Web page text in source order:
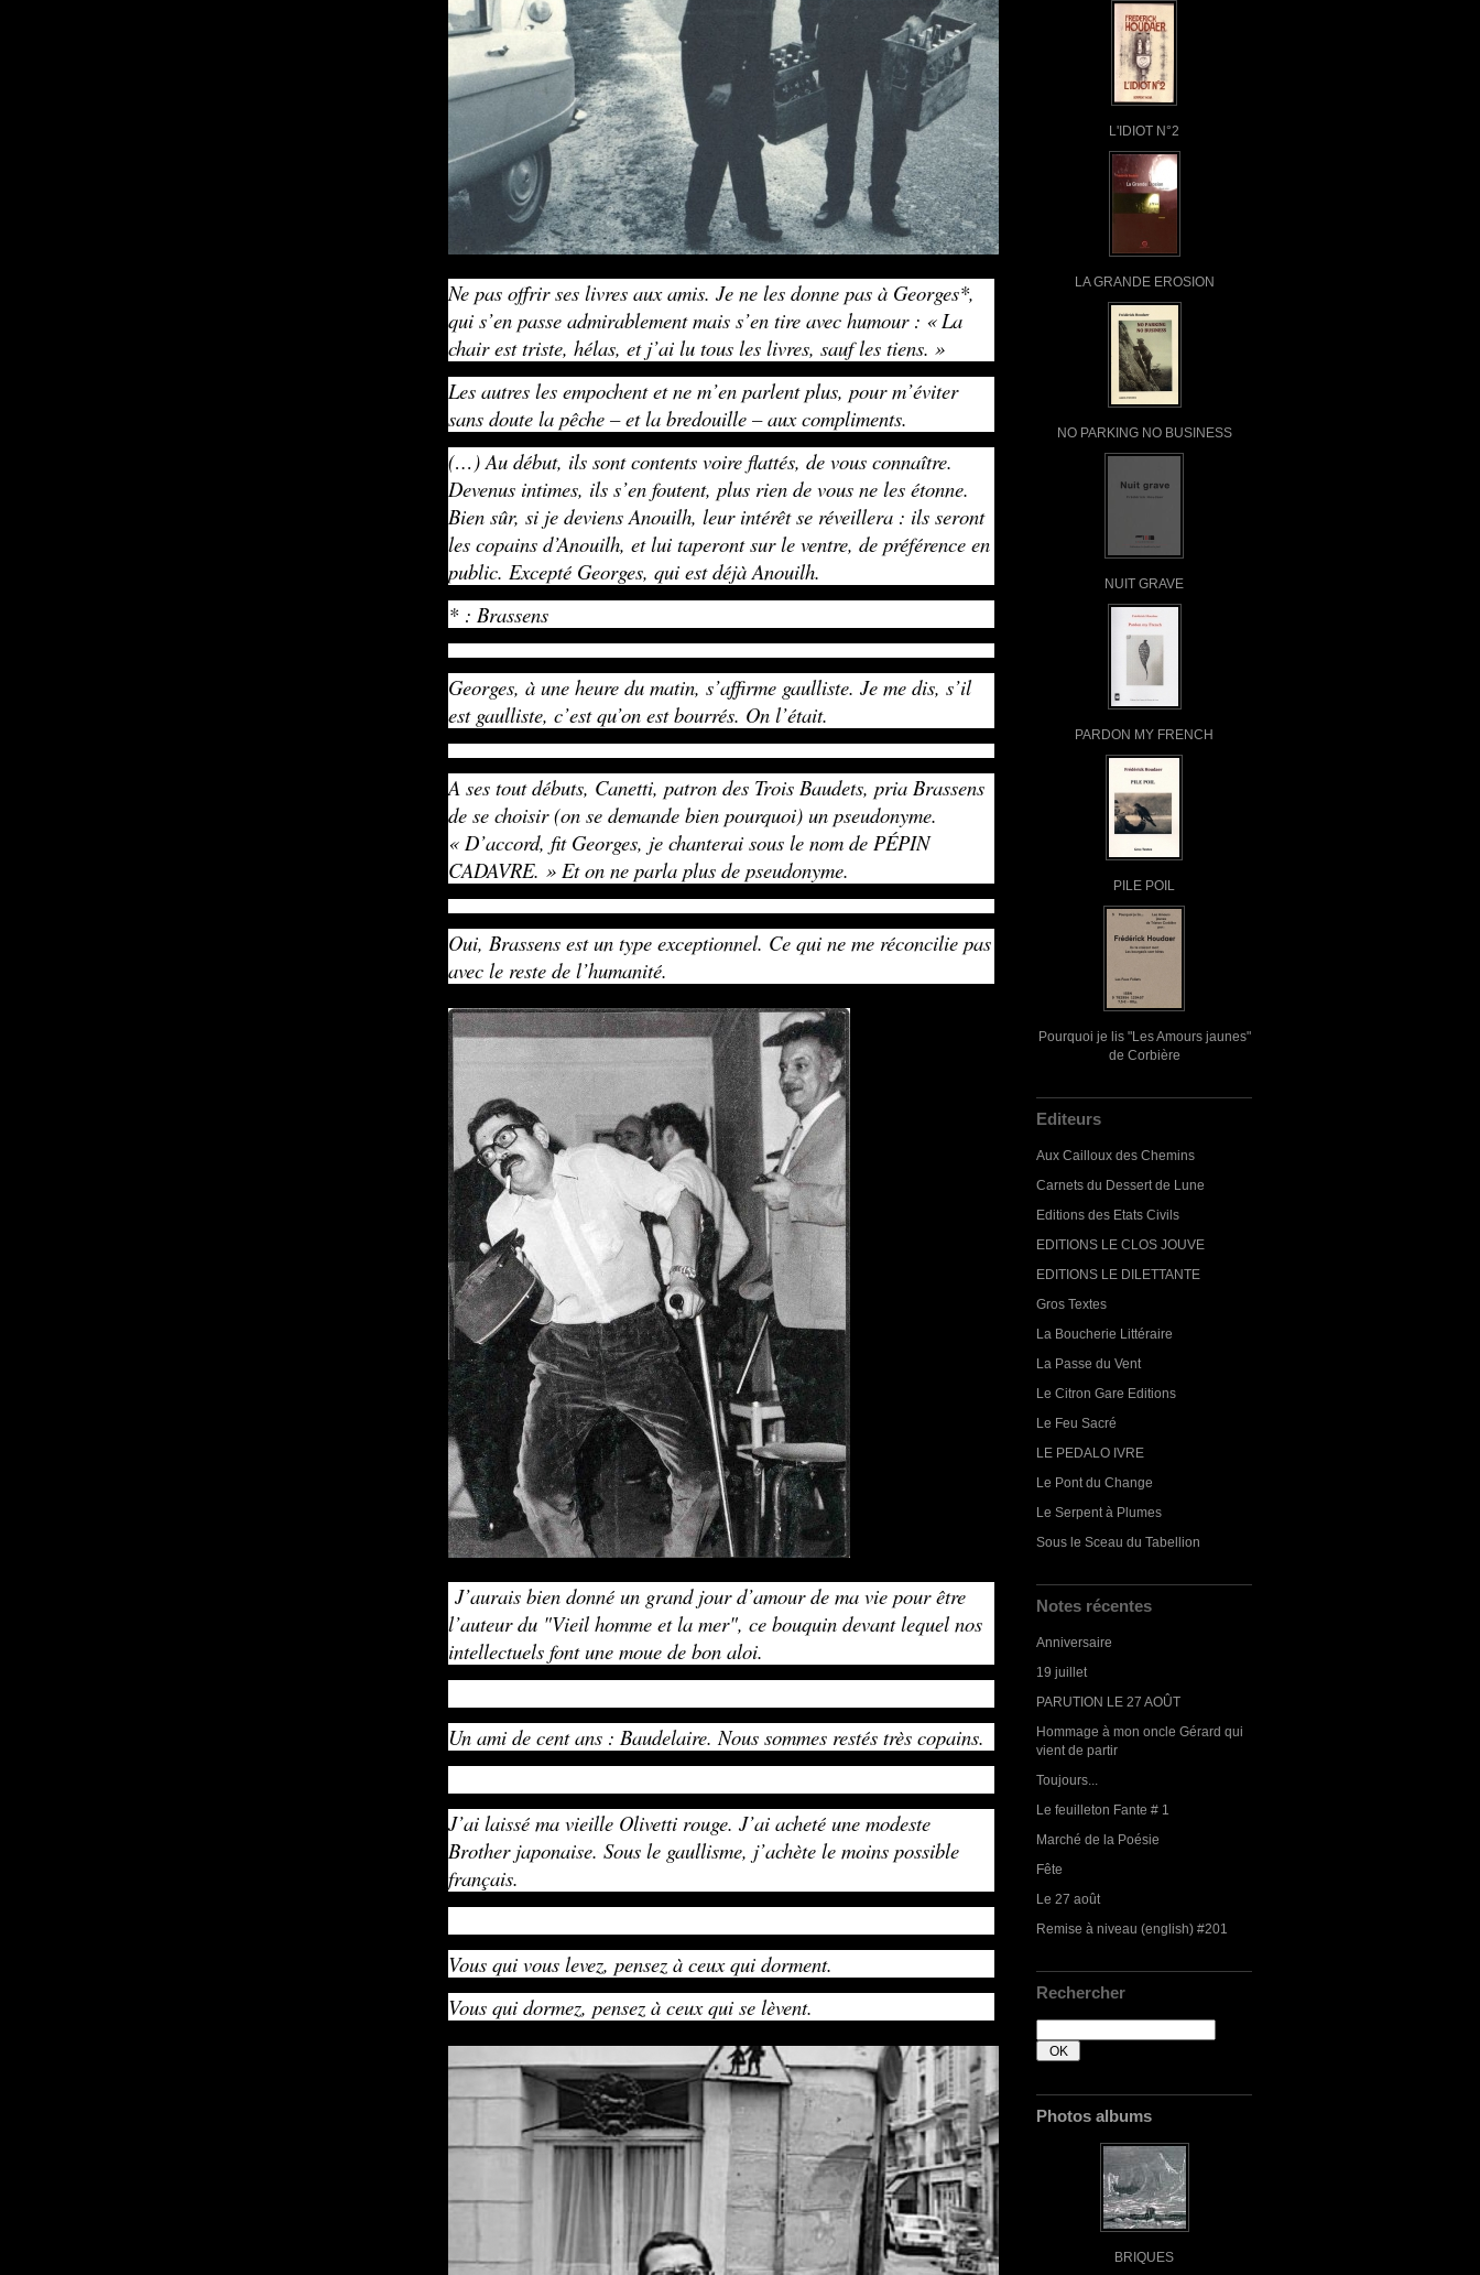
L'IDIOT N°2
LA GRANDE EROSION
NO PARKING NO BUSINESS
NUIT GRAVE
PARDON MY FRENCH
PILE POIL
Pourquoi je lis "Les Amours jaunes"
de Corbière
Editeurs
Aux Cailloux des Chemins
Carnets du Dessert de Lune
Editions des Etats Civils
EDITIONS LE CLOS JOUVE
EDITIONS LE DILETTANTE
Gros Textes
La Boucherie Littéraire
La Passe du Vent
Le Citron Gare Editions
Le Feu Sacré
LE PEDALO IVRE
Le Pont du Change
Le Serpent à Plumes
Sous le Sceau du Tabellion
Notes récentes
Anniversaire
19 juillet
PARUTION LE 27 AOÛT
Hommage à mon oncle Gérard qui
vient de partir
Toujours...
Le feuilleton Fante # 1
Marché de la Poésie
Fête
Le 27 août
Remise à niveau (english) #201
Rechercher
Photos albums
BRIQUES
Ne pas offrir ses livres aux amis. Je ne les donne pas à Georges*,
qui s’en passe admirablement mais s’en tire avec humour : « La
chair est triste, hélas, et j’ai lu tous les livres, sauf les tiens. »
Les autres les empochent et ne m’en parlent plus, pour m’éviter
sans doute la pêche – et la bredouille – aux compliments.
(…) Au début, ils sont contents voire flattés, de vous connaître.
Devenus intimes, ils s’en foutent, plus rien de vous ne les étonne.
Bien sûr, si je deviens Anouilh, leur intérêt se réveillera : ils seront
les copains d’Anouilh, et lui taperont sur le ventre, de préférence en
public. Excepté Georges, qui est déjà Anouilh.
* : Brassens
Georges, à une heure du matin, s’affirme gaulliste. Je me dis, s’il
est gaulliste, c’est qu’on est bourrés. On l’était.
A ses tout débuts, Canetti, patron des Trois Baudets, pria Brassens
de se choisir (on se demande bien pourquoi) un pseudonyme.
« D’accord, fit Georges, je chanterai sous le nom de PÉPIN
CADAVRE. » Et on ne parla plus de pseudonyme.
Oui, Brassens est un type exceptionnel. Ce qui ne me réconcilie pas
avec le reste de l’humanité.
J’aurais bien donné un grand jour d’amour de ma vie pour être
l’auteur du "Vieil homme et la mer", ce bouquin devant lequel nos
intellectuels font une moue de bon aloi.
Un ami de cent ans : Baudelaire. Nous sommes restés très copains.
J’ai laissé ma vieille Olivetti rouge. J’ai acheté une modeste
Brother japonaise. Sous le gaullisme, j’achète le moins possible
français.
Vous qui vous levez, pensez à ceux qui dorment.
Vous qui dormez, pensez à ceux qui se lèvent.